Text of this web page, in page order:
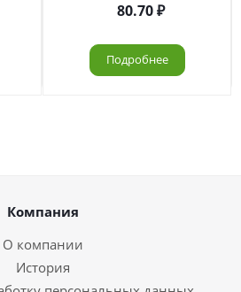
80.70
Подробнее
Компания
О компании
История